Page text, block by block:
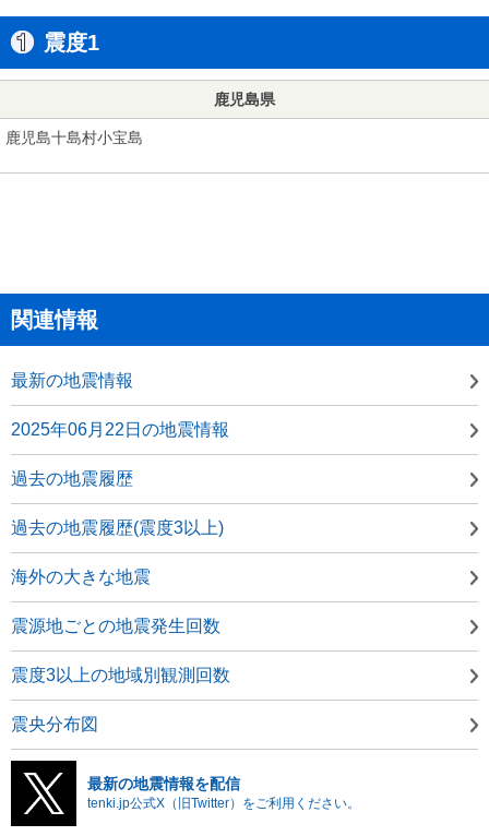
震度1
鹿児島県
鹿児島十島村小宝島
関連情報
最新の地震情報
2025年06月22日の地震情報
過去の地震履歴
過去の地震履歴(震度3以上)
海外の大きな地震
震源地ごとの地震発生回数
震度3以上の地域別観測回数
震央分布図
最新の地震情報を配信
tenki.jp公式X（旧Twitter）をご利用ください。